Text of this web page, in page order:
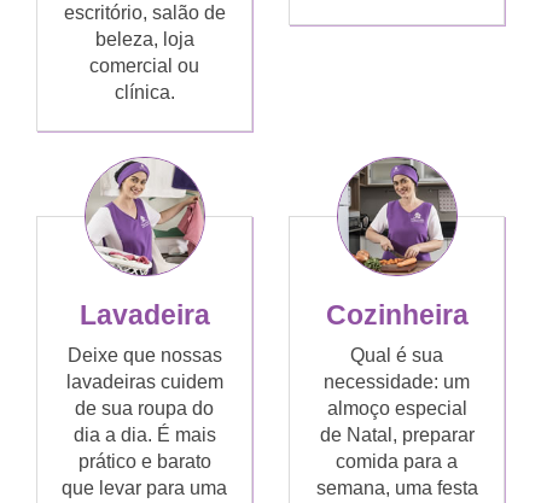
escritório, salão de
beleza, loja
comercial ou
clínica.
Lavadeira
Deixe que nossas
lavadeiras cuidem
de sua roupa do
dia a dia. É mais
prático e barato
que levar para uma
Cozinheira
Qual é sua
necessidade: um
almoço especial
de Natal, preparar
comida para a
semana, uma festa